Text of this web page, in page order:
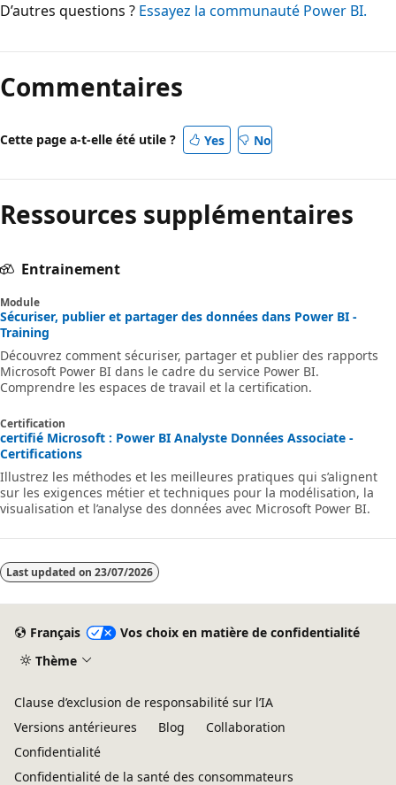
D’autres questions ? Essayez la communauté Power BI.
Commentaires
Cette page a-t-elle été utile ? Yes No
Ressources supplémentaires
Entrainement
Module
Sécuriser, publier et partager des données dans Power BI -
Training
Découvrez comment sécuriser, partager et publier des rapports
Microsoft Power BI dans le cadre du service Power BI.
Comprendre les espaces de travail et la certification.
Certification
certifié Microsoft : Power BI Analyste Données Associate -
Certifications
Illustrez les méthodes et les meilleures pratiques qui s’alignent
sur les exigences métier et techniques pour la modélisation, la
visualisation et l’analyse des données avec Microsoft Power BI.
Last updated on 23/07/2026
Français
Vos choix en matière de confidentialité
Thème
Clause d’exclusion de responsabilité sur l’IA
Versions antérieures
Blog
Collaboration
Confidentialité
Confidentialité de la santé des consommateurs